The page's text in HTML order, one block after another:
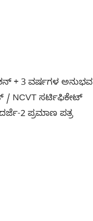
+ 3 ವರ್ಷಗಳ ಅನುಭವ
/ NCVT ಸರ್ಟಿಫಿಕೇಟ್
2 ಪ್ರಮಾಣ ಪತ್ರ